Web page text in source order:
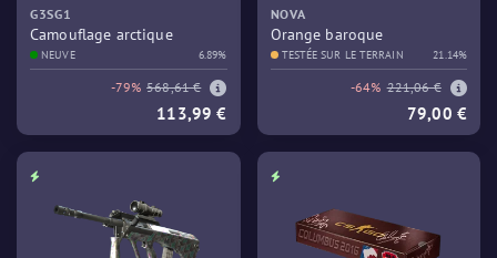
G3SG1
Camouflage arctique
NEUVE 6.89%
-79% 568,61 €
113,99 €
NOVA
Orange baroque
TESTÉE SUR LE TERRAIN 21.14%
-64% 221,06 €
79,00 €